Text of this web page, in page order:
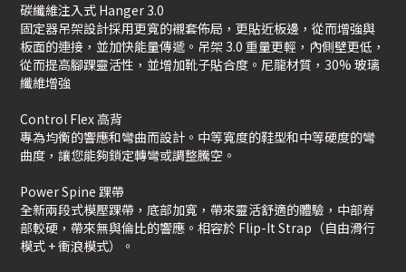
碳纖維注入式 Hanger 3.0
固定器吊架設計採用更寬的襯套佈局，更貼近板邊，從而增強與
板面的連接，並加快能量傳遞。吊架 3.0 重量更輕，內側壁更低，
從而提高腳踝靈活性，並增加靴子貼合度。尼龍材質，30% 玻璃
纖維增強
Control Flex 高背
專為均衡的響應和彎曲而設計。中等寬度的鞋型和中等硬度的彎
曲度，讓您能夠鎖定轉彎或調整騰空。
Power Spine 踝帶
全新兩段式模壓踝帶，底部加寬，帶來靈活舒適的體驗，中部脊
部較硬，帶來無與倫比的響應。相容於 Flip-It Strap（自由滑行
模式 + 衝浪模式）。